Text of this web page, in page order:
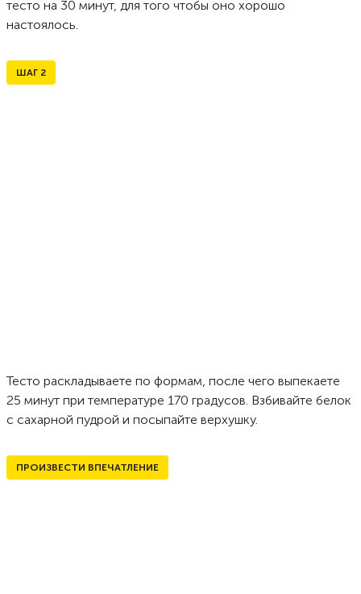
тесто на 30 минут, для того чтобы оно хорошо
настоялось.
ШАГ 2
Тесто раскладываете по формам, после чего выпекаете
25 минут при температуре 170 градусов. Взбивайте белок
с сахарной пудрой и посыпайте верхушку.
ПРОИЗВЕСТИ ВПЕЧАТЛЕНИЕ